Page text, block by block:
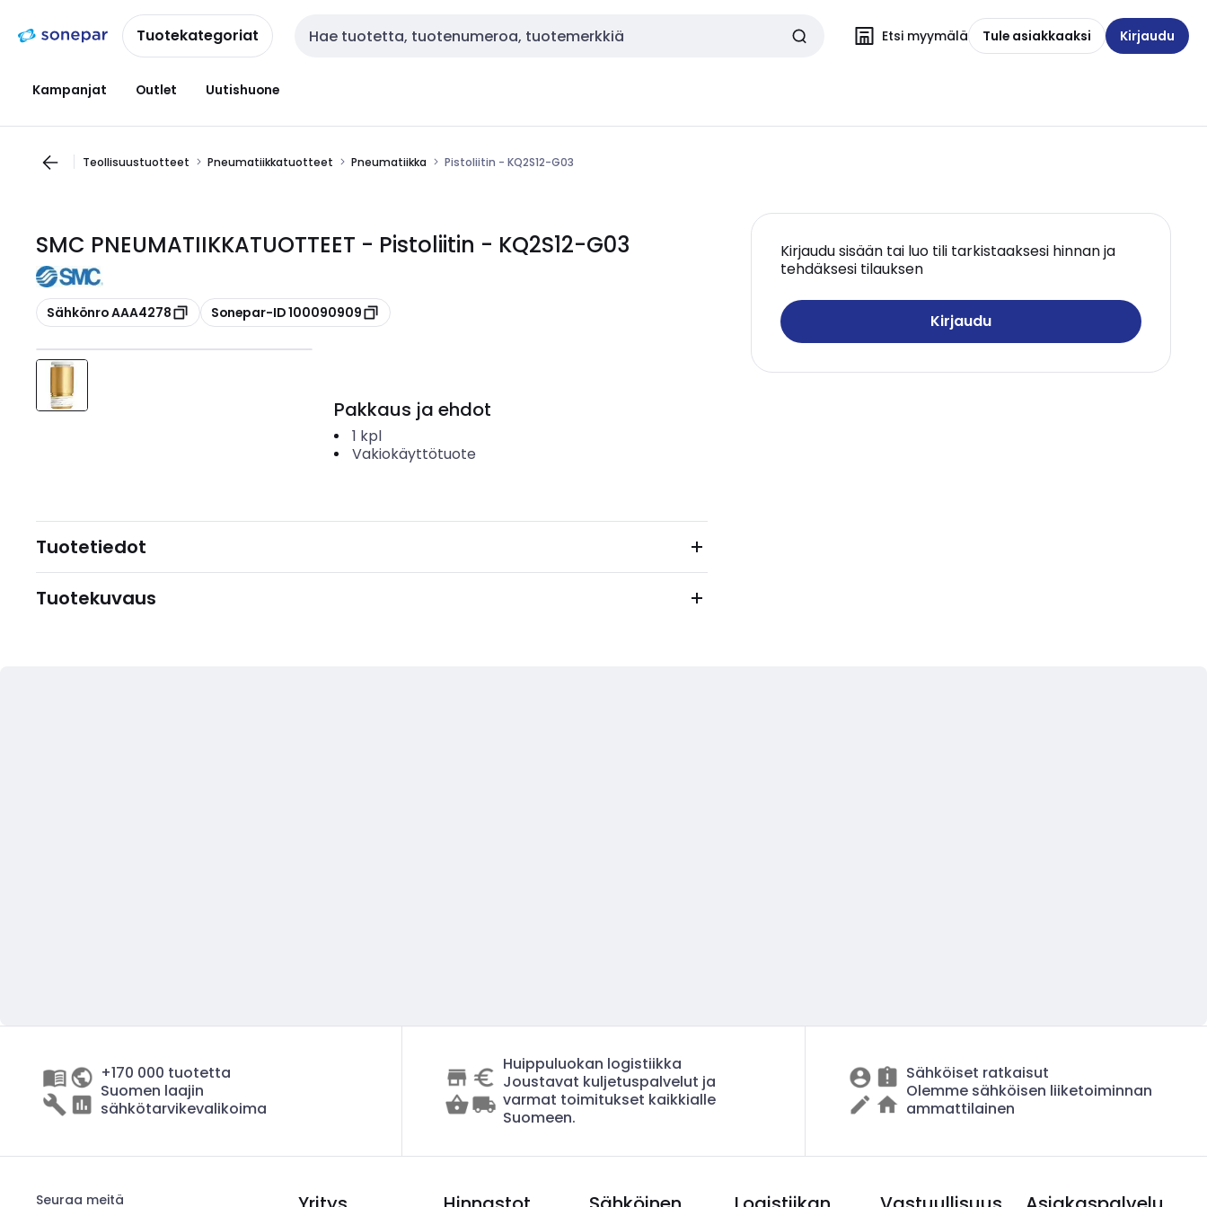
navigointiinsisältöönTuotekategoriat Haku Etsi myymälä Tule asiakkaaksi Kirjaudu
Kampanjat Outlet Uutishuone
Teollisuustuotteet Pneumatiikkatuotteet Pneumatiikka Pistoliitin - KQ2S12-G03
SMC PNEUMATIIKKATUOTTEET - Pistoliitin - KQ2S12-G03
Kopioi
Sähkönro AAA4278 Kopioi
Sonepar-ID 100090909
Kirjaudu sisään tai luo tili tarkistaaksesi hinnan ja
tehdäksesi tilauksen
Kirjaudu
Pakkaus ja ehdot
1 kpl
Vakiokäyttötuote
Tuotetiedot
Tuotekuvaus
+170 000 tuotetta
Suomen laajin
sähkötarvikevalikoima
Huippuluokan logistiikka
Joustavat kuljetuspalvelut ja
varmat toimitukset kaikkialle
Suomeen.
Sähköiset ratkaisut
Olemme sähköisen liiketoiminnan
ammattilainen
Seuraa meitä